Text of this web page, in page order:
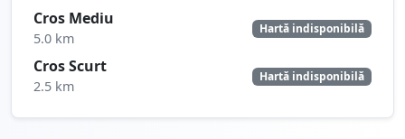
Cros Mediu
5.0 km
Hartă indisponibilă
Cros Scurt
2.5 km
Hartă indisponibilă